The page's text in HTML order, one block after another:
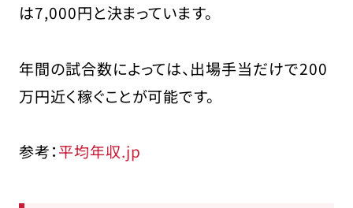
は7,000円と決まっています。
年間の試合数によっては、出場手当だけで200
万円近く稼ぐことが可能です。
参考：平均年収.jp